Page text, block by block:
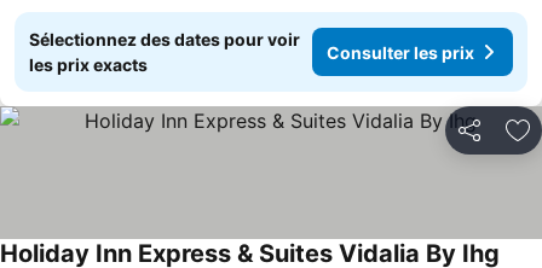
Sélectionnez des dates pour voir
les prix exacts
Consulter les prix
Partager
Holiday Inn Express & Suites Vidalia By Ihg